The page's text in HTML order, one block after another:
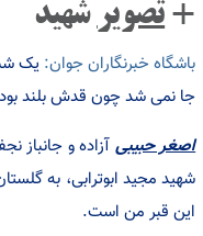
+ تصویر شهید
باشگاه خبرنگاران جوان: یک
جا نمی شد چون قدش بلند
اصغر حبیبی
شهید مجید ابوترابی، به
این قبر من است.